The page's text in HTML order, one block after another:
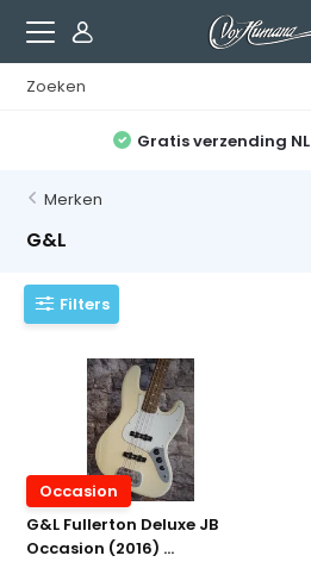
Gratis verzending NL
Merken
G&L
Filters
Occasion
G&L Fullerton Deluxe JB
Occasion (2016) ...